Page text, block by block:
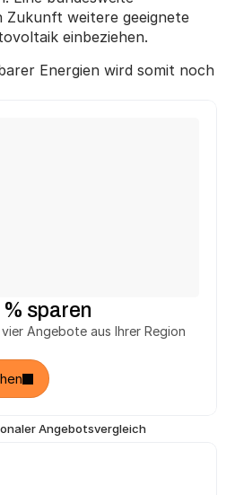
weitere geeignete
einbeziehen.
Energien wird somit noch
sparen
Angebote aus Ihrer Region
Angebotsvergleich